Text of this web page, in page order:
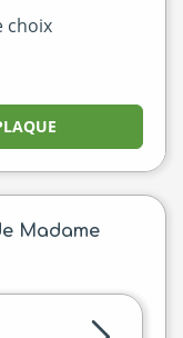
choix
Madame